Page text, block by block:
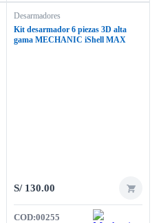
Desarmadores
Kit desarmador 6 piezas 3D alta
gama MECHANIC iShell MAX
S/130.00
COD:00255